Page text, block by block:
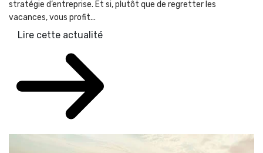
stratégie d’entreprise. Et si, plutôt que de regretter les
vacances, vous profit...
Lire cette actualité